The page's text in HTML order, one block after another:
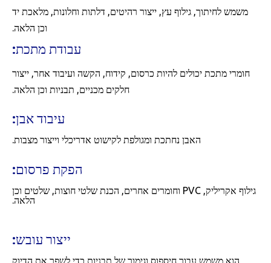
משמש לחיתוך, גילוף עץ, ייצור רהיטים, דלתות וחלונות, מלאכת יד
וכן הלאה.
עבודת מתכת:
חומרי מתכת יכולים להיות כרסום, קידוח, הקשה ועיבוד אחר, ייצור
חלקים מכניים, תבניות וכן הלאה.
עיבוד אבן:
האבן נחתכת ומגולפת לקישוט אדריכלי וייצור מצבות.
הפקת פרסום:
גילוף אקריליק, PVC וחומרים אחרים, הכנת שלטי חוצות, שלטים וכן
הלאה.
ייצור עובש:
הוא משמש עבור חיספוס וגימור של תבניות כדי לשפר את הדיוק